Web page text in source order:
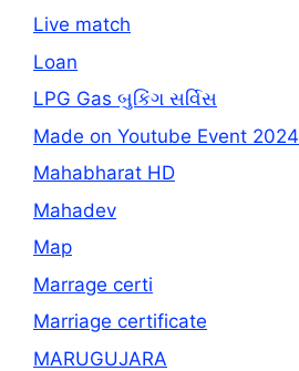
Live match
Loan
LPG Gas બુકિંગ સર્વિસ
Made on Youtube Event 2024
Mahabharat HD
Mahadev
Map
Marrage certi
Marriage certificate
MARUGUJARA